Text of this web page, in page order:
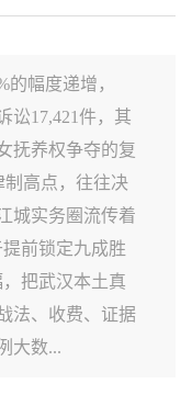
幅度递增，
讼17,421件，其
抚养权争夺的复
制高点，往往决
城实务圈流传着
前锁定九成胜
把武汉本土真
法、收费、证据
大数...